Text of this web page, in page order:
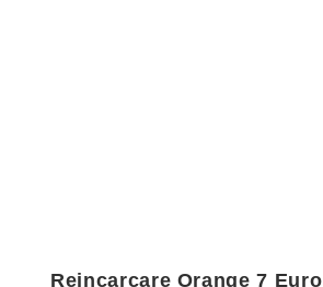
Reincarcare Orange 7 Euro